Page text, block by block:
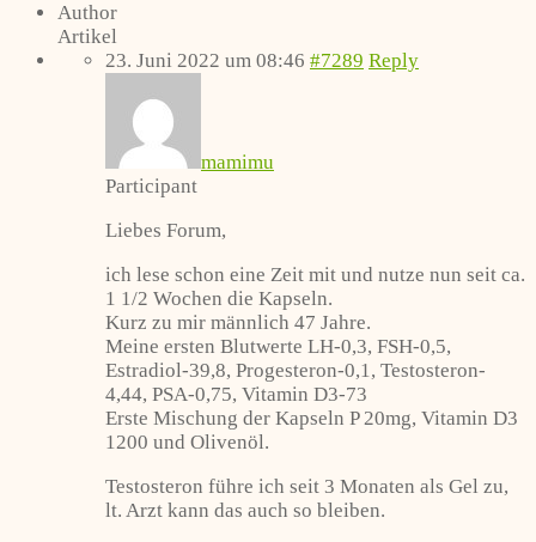
Author
Artikel
23. Juni 2022 um 08:46 #7289 Reply
mamimu
Participant
Liebes Forum,
ich lese schon eine Zeit mit und nutze nun seit ca.
1 1/2 Wochen die Kapseln.
Kurz zu mir männlich 47 Jahre.
Meine ersten Blutwerte LH-0,3, FSH-0,5,
Estradiol-39,8, Progesteron-0,1, Testosteron-
4,44, PSA-0,75, Vitamin D3-73
Erste Mischung der Kapseln P 20mg, Vitamin D3
1200 und Olivenöl.
Testosteron führe ich seit 3 Monaten als Gel zu,
lt. Arzt kann das auch so bleiben.